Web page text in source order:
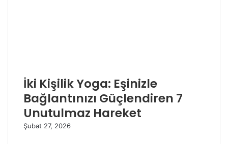
İki Kişilik Yoga: Eşinizle
Bağlantınızı Güçlendiren 7
Unutulmaz Hareket
Şubat 27, 2026